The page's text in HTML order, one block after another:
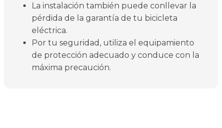
La instalación también puede conllevar la
pérdida de la garantía de tu bicicleta
eléctrica.
Por tu seguridad, utiliza el equipamiento
de protección adecuado y conduce con la
máxima precaución.